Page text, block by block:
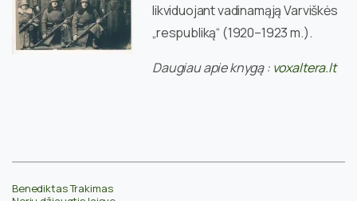
likviduojant vadinamąją Varviškės
„respubliką“ (1920–1923 m.).
Daugiau apie knygą : voxaltera.lt
Benediktas Trakimas